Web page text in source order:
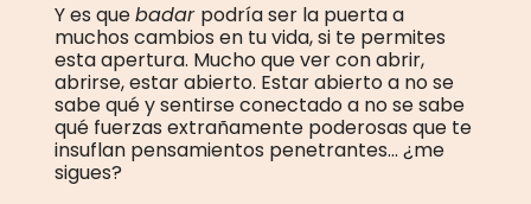
Y es quebadar podría ser la puerta a
muchos cambios en tu vida, si te permites
esta apertura. Mucho que ver con abrir,
abrirse, estar abierto. Estar abierto a no se
sabe qué y sentirse conectado a no se sabe
qué fuerzas extrañamente poderosas que te
insuflan pensamientos penetrantes... ¿me
sigues?